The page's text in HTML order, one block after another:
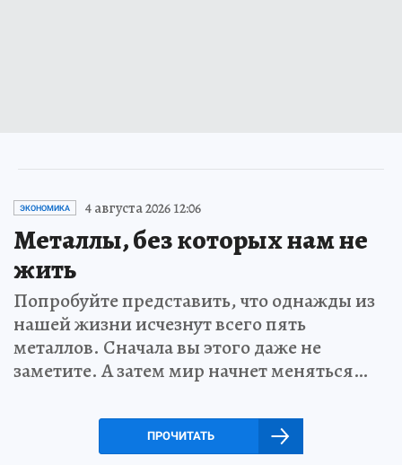
ЭКОНОМИКА 4 августа 2026 12:06
Металлы, без которых нам не
жить
Попробуйте представить, что однажды из
нашей жизни исчезнут всего пять
металлов. Сначала вы этого даже не
заметите. А затем мир начнет меняться…
ПРОЧИТАТЬ